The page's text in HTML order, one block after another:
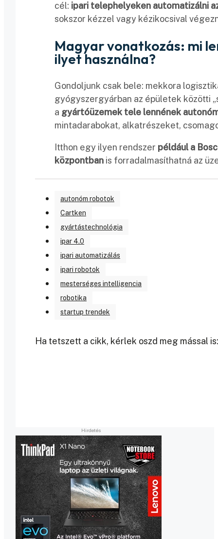
cél: ipari telephelyeken automatizálni
sokszor kézzel vagy kézikocsival
Magyar vonatkozás: mi
ilyet használna?
Gondoljunk csak bele: mekkora
gyógyszergyárban az épületek közötti
a gyártóüzemek tele lennének
mintadarabokat, alkatrészeket,
Itthon egy ilyen rendszer például a
központban is forradalmasíthatná az
autonóm robotok
Cartken
gyártástechnológia
ipar 4.0
ipari automatizálás
ipari robotok
mesterséges intelligencia
robotika
startup trendek
Ha tetszett a cikk, kérlek oszd meg mással is: